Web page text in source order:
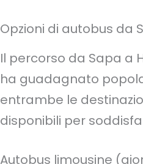
Opzioni di autobus da
Il percorso da Sapa a
ha guadagnato
entrambe le
disponibili per
Autobus limousine